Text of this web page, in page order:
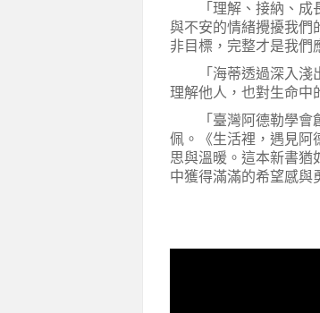
「理解、接納、成長
與不安的情緒攪擾我們
非目標，完整才是我
「海蒂透過深入淺出
理解他人，也對生命
「臺灣阿德勒學會創
佩。《生活裡，遇見阿
思與溫暖。這本新書猶
中獲得滿滿的希望感與